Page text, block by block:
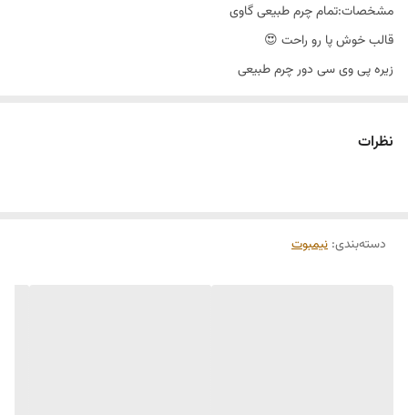
مشخصات:تمام چرم طبیعی گاوی
قالب خوش پا رو راحت 😍
زیره پی وی سی دور چرم طبیعی
نظرات
دسته‌بندی: نیمبوت